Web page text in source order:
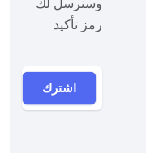
وسنرسل لك
رمز تأكيد
اشترك